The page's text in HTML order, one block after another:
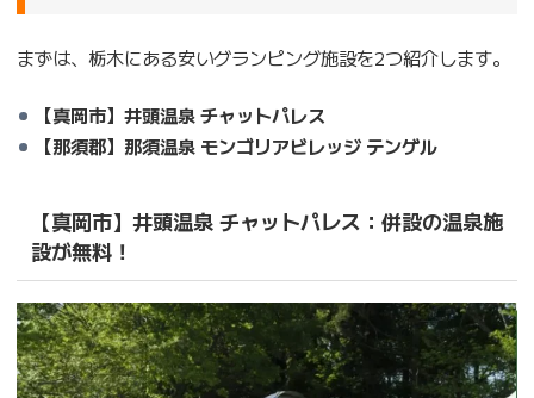
まずは、栃木にある安いグランピング施設を2つ紹介します。
【真岡市】井頭温泉 チャットパレス
【那須郡】那須温泉 モンゴリアビレッジ テンゲル
【真岡市】井頭温泉 チャットパレス：併設の温泉施
設が無料！